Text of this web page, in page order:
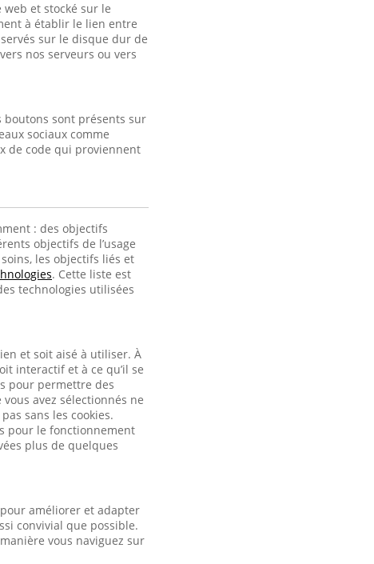
et stocké sur le
à établir le lien entre
sur le disque dur de
nos serveurs ou vers
boutons sont présents sur
sociaux comme
de code qui proviennent
: des objectifs
objectifs de l’usage
les objectifs liés et
. Cette liste est
technologies utilisées
et soit aisé à utiliser. À
interactif et à ce qu’il se
pour permettre des
avez sélectionnés ne
sans les cookies.
pour le fonctionnement
plus de quelques
améliorer et adapter
convivial que possible.
vous naviguez sur